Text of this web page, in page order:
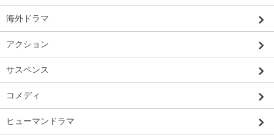
海外ドラマ
アクション
サスペンス
コメディ
ヒューマンドラマ